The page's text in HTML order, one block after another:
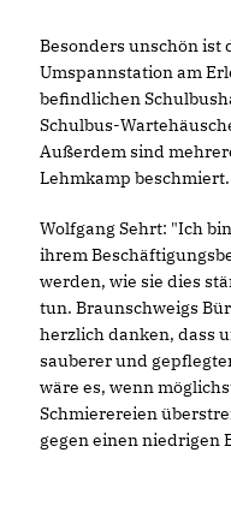
Besonders unschön ist
Umspannstation am
befindlichen
Schulbus-
Außerdem sind
Lehmkamp beschmiert.
Wolfgang Sehrt: "Ich
ihrem
werden, wie sie dies
tun. Braunschweigs
herzlich danken, dass
sauberer und
wäre es, wenn
Schmierereien
gegen einen niedrigen